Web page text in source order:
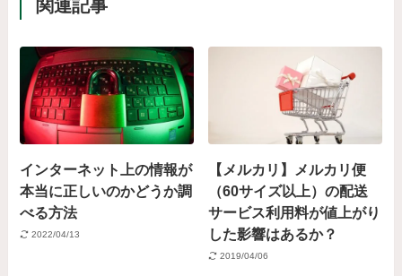
関連記事
インターネット上の情報が
本当に正しいのかどうか調
べる方法
2022/04/13
【メルカリ】メルカリ便
（60サイズ以上）の配送
サービス利用料が値上がり
した影響はあるか？
2019/04/06